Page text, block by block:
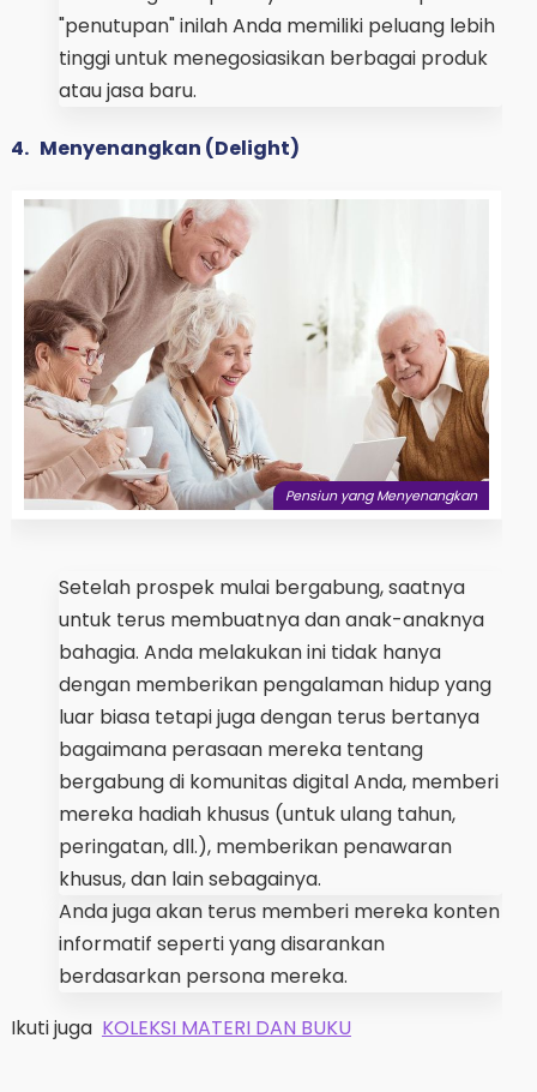
"penutupan" inilah Anda memiliki peluang lebih
tinggi untuk menegosiasikan berbagai produk
atau jasa baru.
4. Menyenangkan (Delight)
Pensiun yang Menyenangkan
Setelah prospek mulai bergabung, saatnya
untuk terus membuatnya dan anak-anaknya
bahagia. Anda melakukan ini tidak hanya
dengan memberikan pengalaman hidup yang
luar biasa tetapi juga dengan terus bertanya
bagaimana perasaan mereka tentang
bergabung di komunitas digital Anda, memberi
mereka hadiah khusus (untuk ulang tahun,
peringatan, dll.), memberikan penawaran
khusus, dan lain sebagainya.
Anda juga akan terus memberi mereka konten
informatif seperti yang disarankan
berdasarkan persona mereka.
Ikuti juga KOLEKSI MATERI DAN BUKU